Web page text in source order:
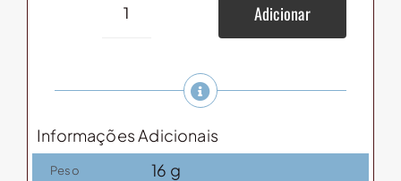
Garfo
com
de
bambu
Adicionar
Informações Adicionais
Peso 16 g